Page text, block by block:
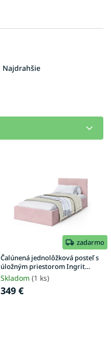
Najdrahšie
zadarmo
Čalúnená jednolôžková posteľ s
úložným priestorom Ingrit
90x200 - ružová
Skladom (1 ks)
349 €